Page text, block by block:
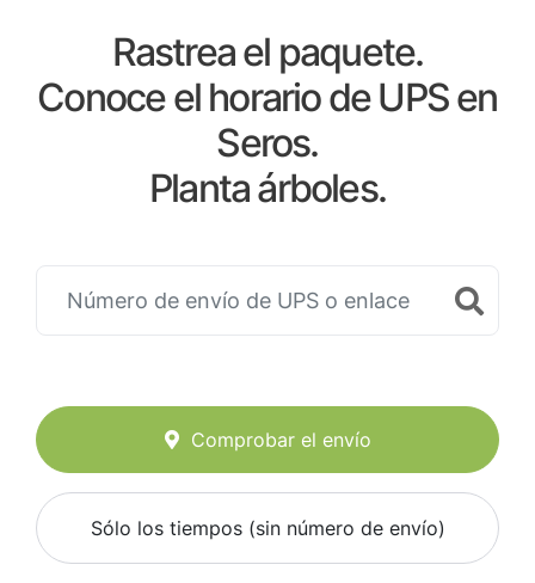
Rastrea el paquete.
Conoce el horario de UPS en
Seros.
Planta árboles.
Comprobar el envío
Sólo los tiempos (sin número de envío)